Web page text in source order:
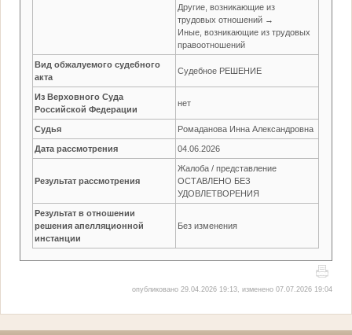
Другие, возникающие из
трудовых отношений →
Иные, возникающие из трудовых
правоотношений
Вид обжалуемого судебного
акта
Судебное РЕШЕНИЕ
Из Верховного Суда
Российской Федерации
нет
Судья Ромаданова Инна Александровна
Дата рассмотрения 04.06.2026
Результат рассмотрения
Жалоба / представление
ОСТАВЛЕНО БЕЗ
УДОВЛЕТВОРЕНИЯ
Результат в отношении
решения апелляционной
инстанции
Без изменения
опубликовано 29.04.2026 19:13, изменено 07.07.2026 19:04